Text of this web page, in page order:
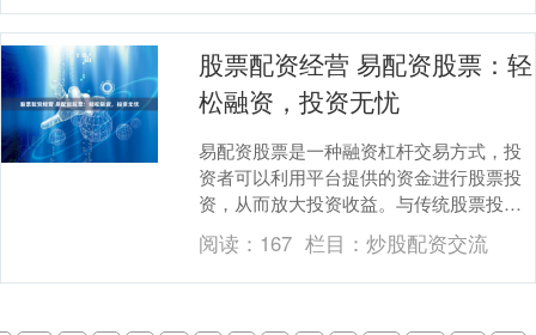
股票配资经营 易配资股票：轻
松融资，投资无忧
易配资股票是一种融资杠杆交易方式，投
资者可以利用平台提供的资金进行股票投
资，从而放大投资收益。与传统股票投资
相比，易配资股票具有以下优势： * **市
场行情：*....
阅读： 167 栏目： 炒股配资交流